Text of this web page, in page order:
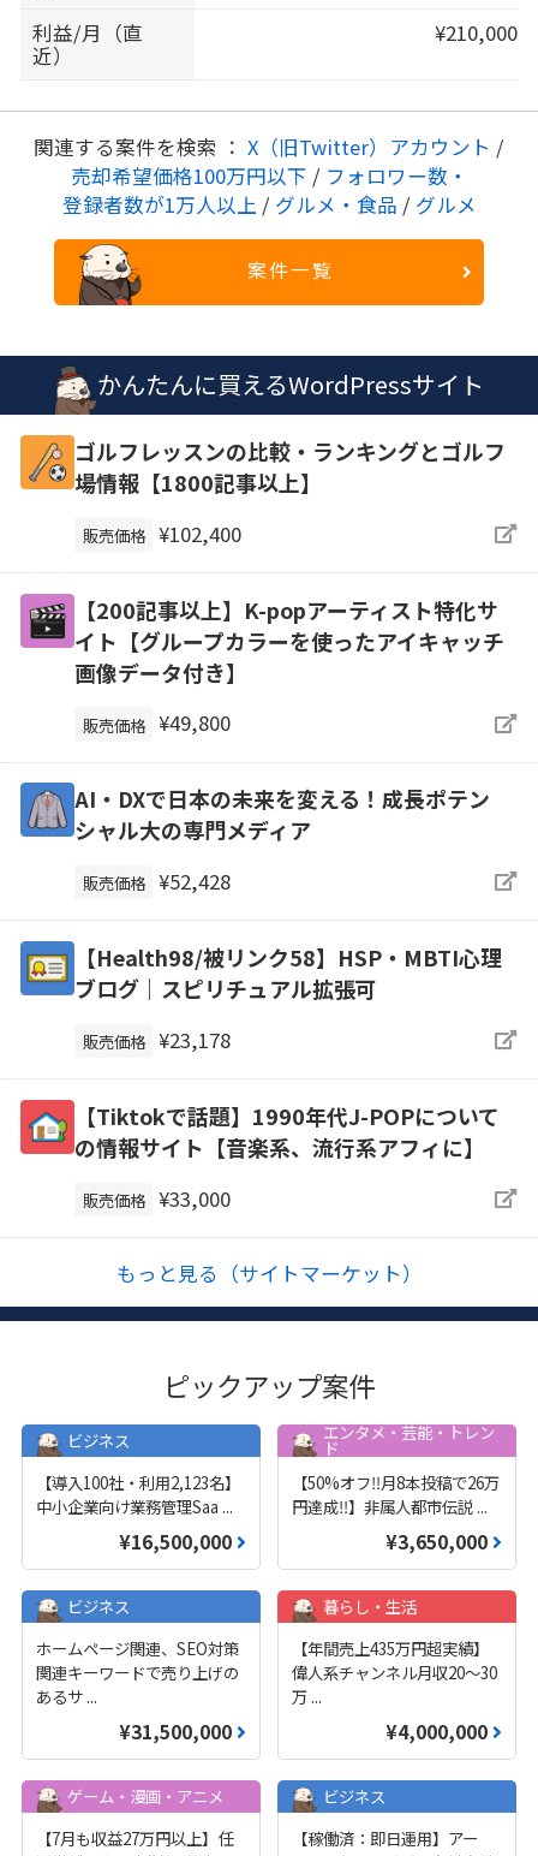
利益/月（直
近）
¥210,000
関連する案件を検索 ： X（旧Twitter）アカウント /
売却希望価格100万円以下 / フォロワー数・
登録者数が1万人以上 / グルメ・食品 / グルメ
案件一覧
かんたんに買えるWordPressサイト
ゴルフレッスンの比較・ランキングとゴルフ
場情報【1800記事以上】
販売価格 ¥102,400
【200記事以上】K-popアーティスト特化サ
イト【グループカラーを使ったアイキャッチ
画像データ付き】
販売価格 ¥49,800
AI・DXで日本の未来を変える！成長ポテン
シャル大の専門メディア
販売価格 ¥52,428
【Health98/被リンク58】HSP・MBTI心理
ブログ｜スピリチュアル拡張可
販売価格 ¥23,178
【Tiktokで話題】1990年代J-POPについて
の情報サイト【音楽系、流行系アフィに】
販売価格 ¥33,000
もっと見る（サイトマーケット）
ピックアップ案件
ビジネス
【導入100社・利用2,123名】
中小企業向け業務管理Saa ...
¥16,500,000
エンタメ・芸能・トレン
ド
【50%オフ‼️月8本投稿で26万
円達成‼️】非属人都市伝説 ...
¥3,650,000
ビジネス
ホームページ関連、SEO対策
関連キーワードで売り上げの
あるサ ...
¥31,500,000
暮らし・生活
【年間売上435万円超実績】
偉人系チャンネル月収20～30
万 ...
¥4,000,000
ゲーム・漫画・アニメ
【7月も収益27万円以上】任
ビジネス
【稼働済：即日運用】アー